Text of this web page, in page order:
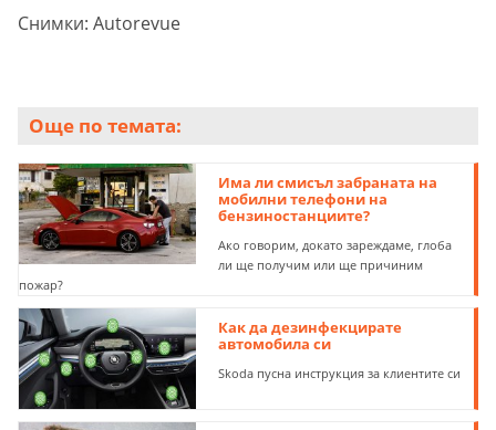
Снимки: Autorevue
Още по темата:
Има ли смисъл забраната на
мобилни телефони на
бензиностанциите?
Ако говорим, докато зареждаме, глоба
ли ще получим или ще причиним
пожар?
Как да дезинфекцирате
автомобила си
Skoda пусна инструкция за клиентите си